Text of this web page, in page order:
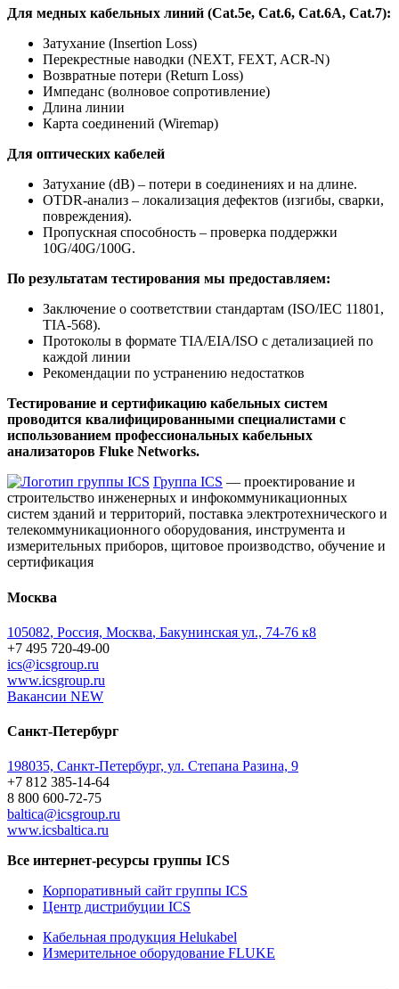
Для медных кабельных линий (Cat.5e, Cat.6, Cat.6A, Cat.7):
Затухание (Insertion Loss)
Перекрестные наводки (NEXT, FEXT, ACR-N)
Возвратные потери (Return Loss)
Импеданс (волновое сопротивление)
Длина линии
Карта соединений (Wiremap)
Для оптических кабелей
Затухание (dB) – потери в соединениях и на длине.
OTDR-анализ – локализация дефектов (изгибы, сварки,
повреждения).
Пропускная способность – проверка поддержки
10G/40G/100G.
По результатам тестирования мы предоставляем:
Заключение о соответствии стандартам (ISO/IEC 11801,
TIA-568).
Протоколы в формате TIA/EIA/ISO с детализацией по
каждой линии
Рекомендации по устранению недостатков
Тестирование и сертификацию кабельных систем
проводится квалифицированными специалистами с
использованием профессиональных кабельных
анализаторов Fluke Networks.
Группа ICS — проектирование и
строительство инженерных и инфокоммуникационных
систем зданий и территорий, поставка электротехнического и
телекоммуникационного оборудования, инструмента и
измерительных приборов, щитовое производство, обучение и
сертификация
Москва
105082, Россия, Москва, Бакунинская ул., 74-76 к8
+7 495 720-49-00
ics@icsgroup.ru
www.icsgroup.ru
Вакансии NEW
Санкт-Петербург
198035, Санкт-Петербург, ул. Степана Разина, 9
+7 812 385-14-64
8 800 600-72-75
baltica@icsgroup.ru
www.icsbaltica.ru
Все интернет-ресурсы группы ICS
Корпоративный сайт группы ICS
Центр дистрибуции ICS
Кабельная продукция Helukabel
Измерительное оборудование FLUKE